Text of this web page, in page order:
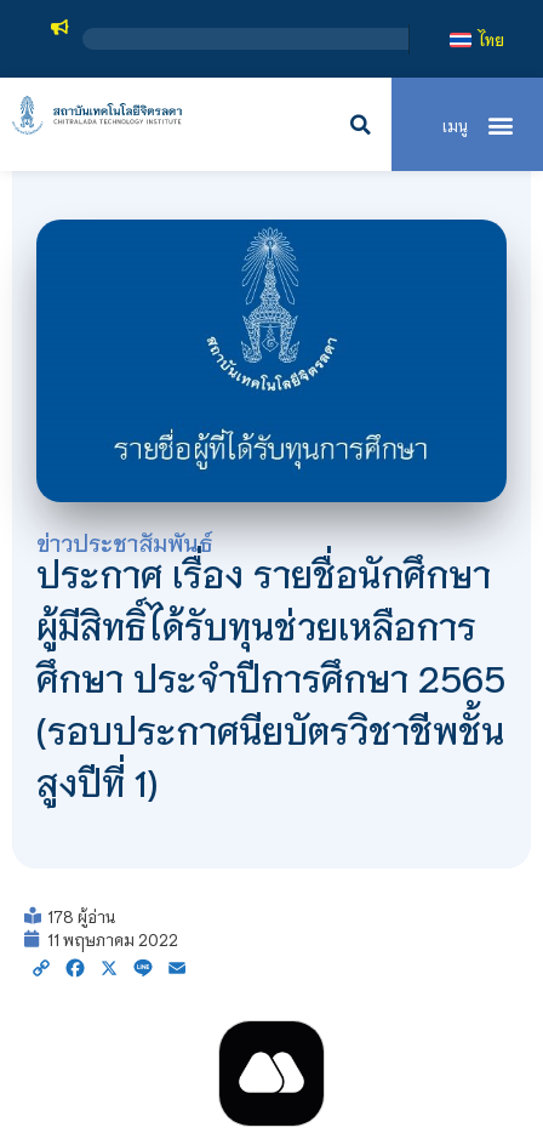
สถาบั
ไทย
ข่าวประชาสัมพันธ์
ประกาศ เรื่อง รายชื่อนักศึกษา
ผู้มีสิทธิ์ได้รับทุนช่วยเหลือการ
ศึกษา ประจำปีการศึกษา 2565
(รอบประกาศนียบัตรวิชาชีพชั้น
สูงปีที่ 1)
178 ผู้อ่าน
11 พฤษภาคม 2022
Copy Facebook
X Line